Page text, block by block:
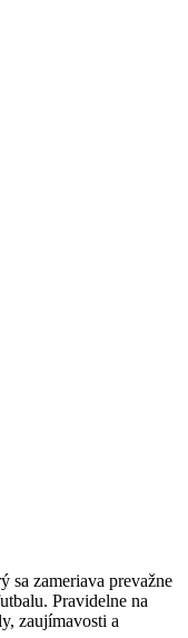
sa zameriava prevažne
Pravidelne na
zaujímavosti a